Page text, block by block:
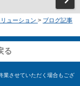
ューション > ブログ記事
る
させていただく場合もござ